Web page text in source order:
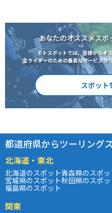
あなたのオススメス
モトスポットでは、皆様からオ
全ライダーのための最高なサービス作
スポット
都道府県からツーリング
北海道・東北
北海道のスポット青森県のスポッ
宮城県のスポット秋田県のスポッ
福島県のスポット
関東